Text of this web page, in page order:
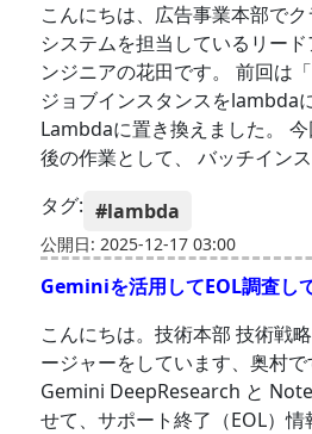
こんにちは、広告事業本部で
システムを担当しているリー
ンジニアの花田です。 前回は
ジョブインスタンスをlambda
Lambdaに置き換えました。
後の作業として、 バッチイン
タグ: #lambda
公開日: 2025-12-17 03:00
Geminiを活用してEOL調査し
こんにちは。技術本部 技術戦
ージャーをしています、奥村で
Gemini DeepResearch と
せて、サポート終了（EOL）